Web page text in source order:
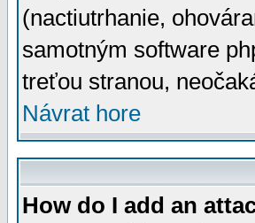
(nactiutrhanie,
samotným software
treťou stranou,
Návrat hore
How do I add an